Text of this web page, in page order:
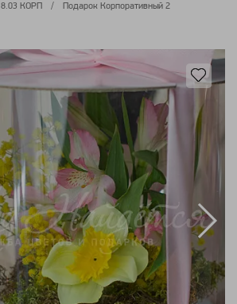
8.03 КОРП Подарок Корпоративный 2